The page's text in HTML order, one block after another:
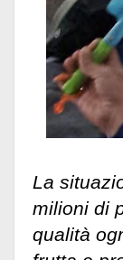
La
milioni di
qualità